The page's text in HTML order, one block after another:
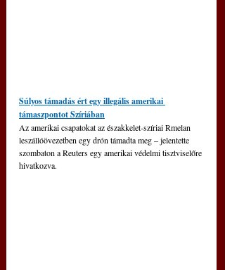
Súlyos támadás ért egy illegális amerikai
támaszpontot Szíriában
Az amerikai csapatokat az északkelet-szíriai Rmelan
leszállóövezetben egy drón támadta meg – jelentette
szombaton a Reuters egy amerikai védelmi tisztviselőre
hivatkozva.